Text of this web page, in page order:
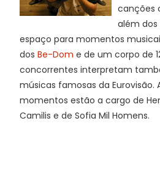
canções
além
espaço para momentos
dos Be-Dom e de um corpo de
concorrentes interpretam
músicas famosas da Eurovisão.
momentos estão a cargo de
Camilis e de Sofia Mil Homens.